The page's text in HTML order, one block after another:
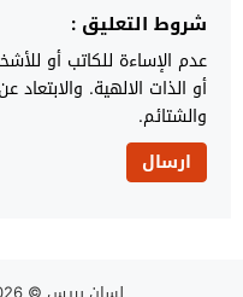
شروط التعليق :
عدم الإساءة للكاتب أو
أو الذات الالهية.
والشتائم.